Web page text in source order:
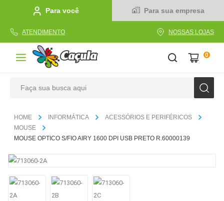
Para você Para sua empresa
ATENDIMENTO NOSSAS LOJAS
0
INFORMÁTICA
ACESSÓRIOS E PERIFÉRICOS
MOUSE
MOUSE OPTICO S/FIO AIRY 1600 DPI USB PRETO R.60000139
1º caderno
3º caneta
4º tecido
5